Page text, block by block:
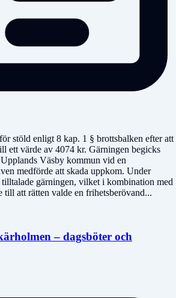
stöld enligt 8 kap. 1 § brottsbalken efter att
ett värde av 4074 kr. Gärningen begicks
Väsby kommun vid en
medförde att skada uppkom. Under
tilltalade gärningen, vilket i kombination med
till att rätten valde en frihetsberövand...
– dagsböter och